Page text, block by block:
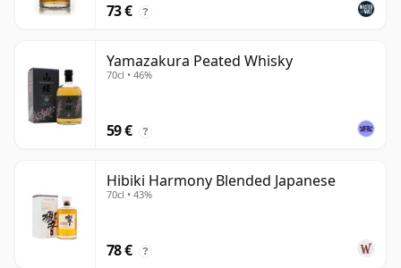
73 € ?
Yamazakura Peated Whisky
70cl • 46%
59 € ?
Hibiki Harmony Blended Japanese
70cl • 43%
78 € ?